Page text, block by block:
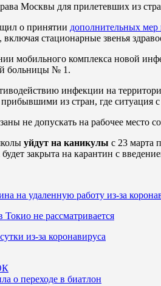
Москвы для прилетевших из
о принятии дополнительных мер
стационарные звенья
мобильного комплекса новой
больницы № 1.
инфекции на
из стран, где ситуация с
не допускать на рабочее место
уйдут на каникулы с 23 марта
закрыта на карантин с
на удаленную работу из-за
не рассматривается
из-за коронавируса
о переходе в биатлон